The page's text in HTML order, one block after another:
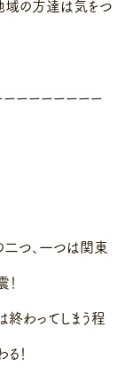
域の方達は気をつ
ーーーーーーー
つ、一つは関東
わってしまう程
！